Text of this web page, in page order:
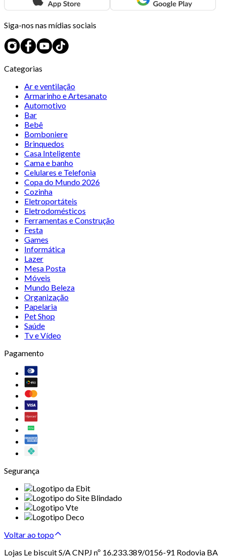
Siga-nos nas mídias sociais
Categorias
Ar e ventilação
Armarinho e Artesanato
Automotivo
Bar
Bebê
Bomboniere
Brinquedos
Casa Inteligente
Cama e banho
Celulares e Telefonia
Copa do Mundo 2026
Cozinha
Eletroportáteis
Eletrodomésticos
Ferramentas e Construção
Festa
Games
Informática
Lazer
Mesa Posta
Móveis
Mundo Beleza
Organização
Papelaria
Pet Shop
Saúde
Tv e Vídeo
Pagamento
Segurança
Voltar ao topo
Lojas Le biscuit S/A CNPJ nº 16.233.389/0156-91 Rodovia BA